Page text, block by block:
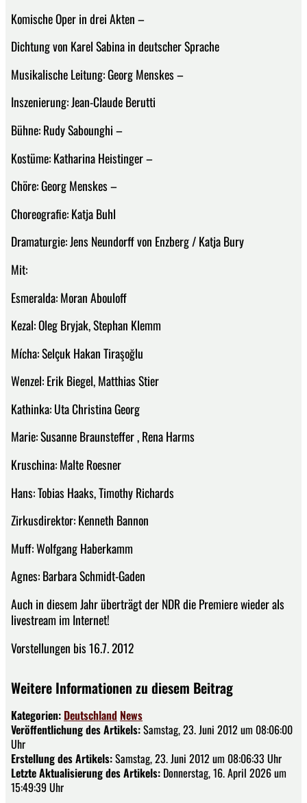
Komische Oper in drei Akten –
Dichtung von Karel Sabina in deutscher Sprache
Musikalische Leitung: Georg Menskes –
Inszenierung: Jean-Claude Berutti
Bühne: Rudy Sabounghi –
Kostüme: Katharina Heistinger –
Chöre: Georg Menskes –
Choreografie: Katja Buhl
Dramaturgie: Jens Neundorff von Enzberg / Katja Bury
Mit:
Esmeralda: Moran Abouloff
Kezal: Oleg Bryjak, Stephan Klemm
Mícha: Selçuk Hakan Tiraşoğlu
Wenzel: Erik Biegel, Matthias Stier
Kathinka: Uta Christina Georg
Marie: Susanne Braunsteffer , Rena Harms
Kruschina: Malte Roesner
Hans: Tobias Haaks, Timothy Richards
Zirkusdirektor: Kenneth Bannon
Muff: Wolfgang Haberkamm
Agnes: Barbara Schmidt-Gaden
Auch in diesem Jahr überträgt der NDR die Premiere wieder als
livestream im Internet!
Vorstellungen bis 16.7. 2012
Weitere Informationen zu diesem Beitrag
Kategorien: Deutschland News
Veröffentlichung des Artikels:Samstag, 23. Juni 2012 um 08:06:00
Uhr
Erstellung des Artikels:Samstag, 23. Juni 2012 um 08:06:33 Uhr
Letzte Aktualisierung des Artikels: Donnerstag, 16. April 2026 um
15:49:39 Uhr